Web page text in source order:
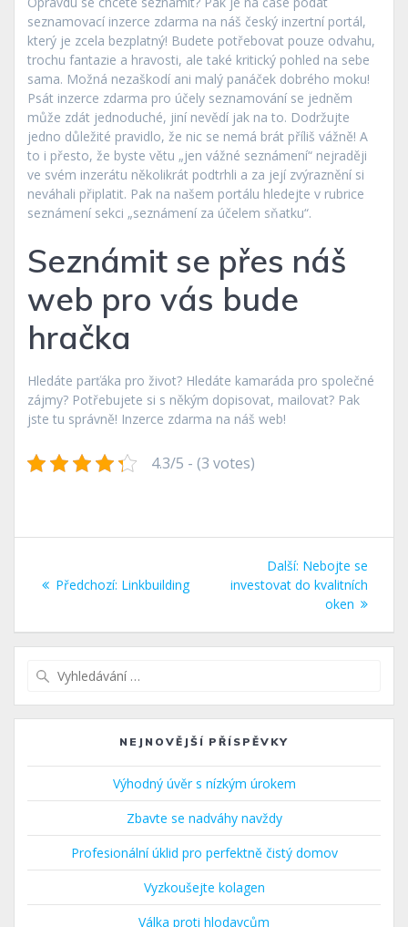
seznamovací inzerce zdarma na náš český inzertní portál,
který je zcela bezplatný! Budete potřebovat pouze odvahu,
trochu fantazie a hravosti, ale také kritický pohled na sebe
sama. Možná nezaškodí ani malý panáček dobrého moku!
Psát inzerce zdarma pro účely seznamování se jedněm
může zdát jednoduché, jiní nevědí jak na to. Dodržujte
jedno důležité pravidlo, že nic se nemá brát příliš vážně! A
to i přesto, že byste větu „jen vážné seznámení“ nejraději
ve svém inzerátu několikrát podtrhli a za její zvýraznění si
neváhali připlatit. Pak na našem portálu hledejte v rubrice
seznámení sekci „seznámení za účelem sňatku“.
Seznámit se přes náš
web pro vás bude
hračka
Hledáte parťáka pro život? Hledáte kamaráda pro společné
zájmy? Potřebujete si s někým dopisovat, mailovat? Pak
jste tu správně! Inzerce zdarma na náš web!
4.3/5 - (3 votes)
pro
příspěvek
Předchozí: Předchozí
Linkbuilding
Další: Další
příspěvek:
Nebojte se
investovat do kvalitních
oken
NEJNOVĚJŠÍ PŘÍSPĚVKY
Výhodný úvěr s nízkým úrokem
Zbavte se nadváhy navždy
Profesionální úklid pro perfektně čistý domov
Vyzkoušejte kolagen
Válka proti hlodavcům